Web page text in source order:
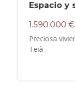
Espacio y
1.590.000 €
Preciosa
Teià